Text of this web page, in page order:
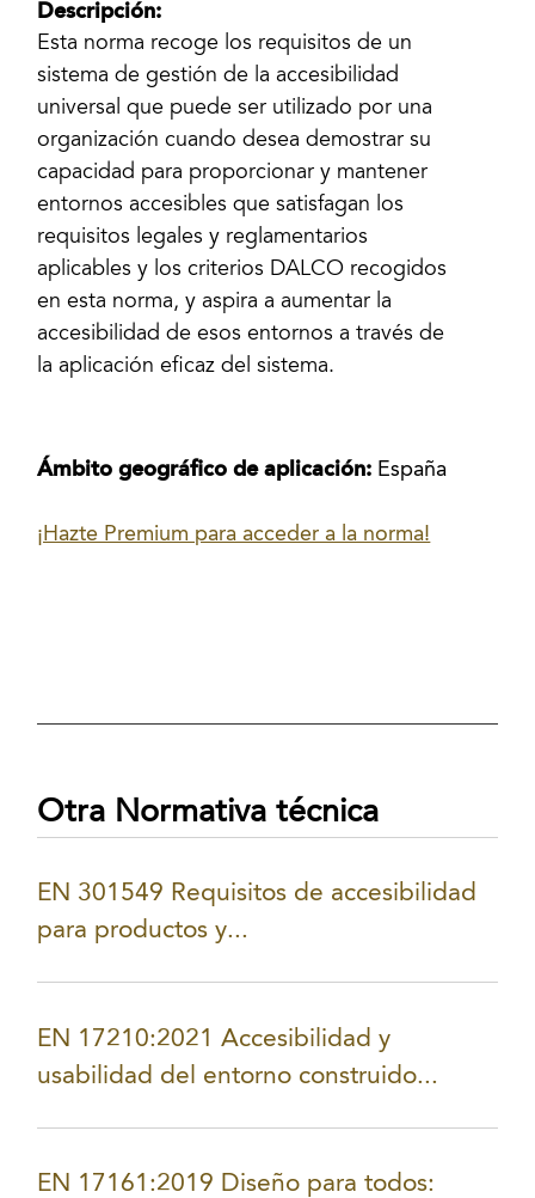
Descripción:
Esta norma recoge los requisitos de un
sistema de gestión de la accesibilidad
universal que puede ser utilizado por una
organización cuando desea demostrar su
capacidad para proporcionar y mantener
entornos accesibles que satisfagan los
requisitos legales y reglamentarios
aplicables y los criterios DALCO recogidos
en esta norma, y aspira a aumentar la
accesibilidad de esos entornos a través de
la aplicación eficaz del sistema.
Ámbito geográfico de aplicación: España
¡Hazte Premium para acceder a la norma!
Otra Normativa técnica
EN 301549 Requisitos de accesibilidad
para productos y...
EN 17210:2021 Accesibilidad y
usabilidad del entorno construido...
EN 17161:2019 Diseño para todos: